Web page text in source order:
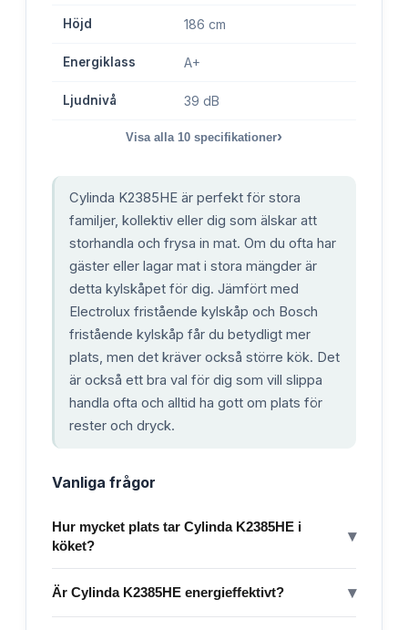
Höjd 186 cm
Energiklass A+
Ljudnivå 39 dB
Visa alla 10 specifikationer›
Cylinda K2385HE är perfekt för stora
familjer, kollektiv eller dig som älskar att
storhandla och frysa in mat. Om du ofta har
gäster eller lagar mat i stora mängder är
detta kylskåpet för dig. Jämfört med
Electrolux fristående kylskåp och Bosch
fristående kylskåp får du betydligt mer
plats, men det kräver också större kök. Det
är också ett bra val för dig som vill slippa
handla ofta och alltid ha gott om plats för
rester och dryck.
Vanliga frågor
Hur mycket plats tar Cylinda K2385HE i
köket?
▾
Är Cylinda K2385HE energieffektivt? ▾